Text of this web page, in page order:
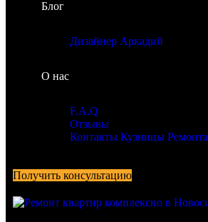
Блог
Дизайнер Аркадий
О нас
F.A.Q
Отзывы
Контакты Кузницы Ремонта
Получить консультацию